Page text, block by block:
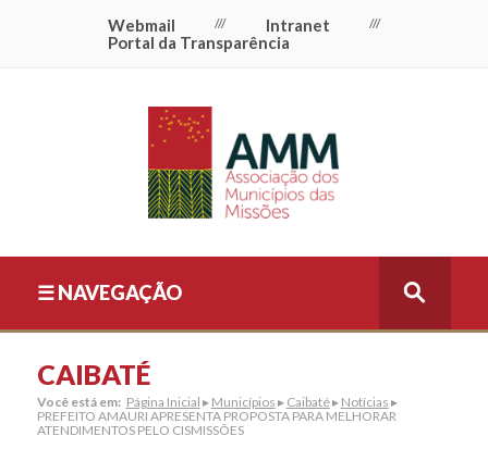
Webmail /// Intranet ///
Portal da Transparência
☰ NAVEGAÇÃO
CAIBATÉ
Você está em: Página Inicial ▸ Municípios ▸ Caibaté▸ Notícias ▸
PREFEITO AMAURI APRESENTA PROPOSTA PARA MELHORAR
ATENDIMENTOS PELO CISMISSÕES